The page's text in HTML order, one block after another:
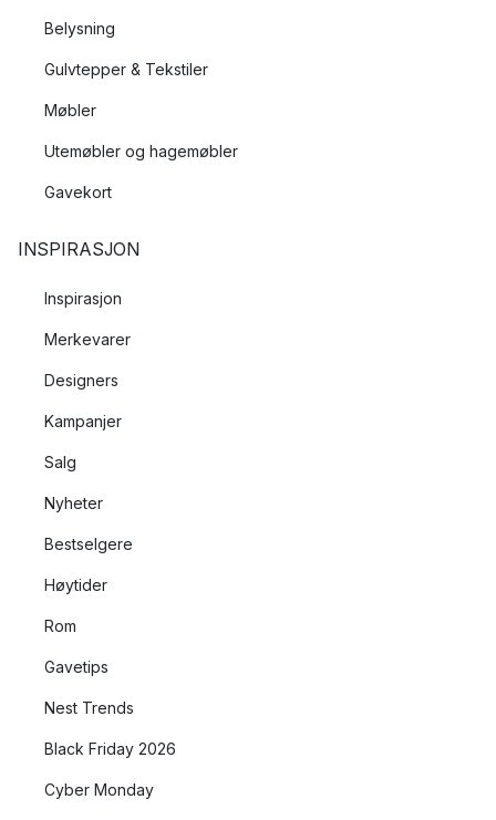
Belysning
Gulvtepper & Tekstiler
Møbler
Utemøbler og hagemøbler
Gavekort
INSPIRASJON
Inspirasjon
Merkevarer
Designers
Kampanjer
Salg
Nyheter
Bestselgere
Høytider
Rom
Gavetips
Nest Trends
Black Friday 2026
Cyber Monday